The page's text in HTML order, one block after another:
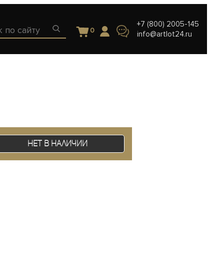
0
+7 (800) 2005-145
info@artlot24.ru
Нет в наличии